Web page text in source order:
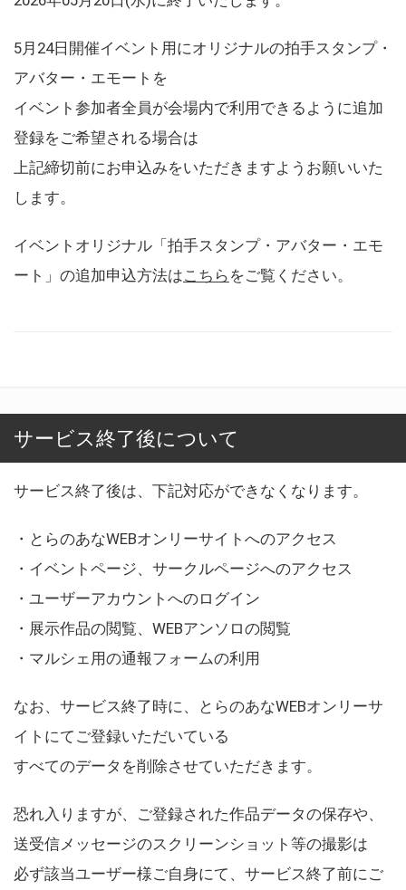
5月24日開催イベント用にオリジナルの拍手スタンプ・
アバター・エモートを
イベント参加者全員が会場内で利用できるように追加
登録をご希望される場合は
上記締切前にお申込みをいただきますようお願いいた
します。
イベントオリジナル「拍手スタンプ・アバター・エモ
ート」の追加申込方法はこちら をご覧ください。
サービス終了後について
サービス終了後は、下記対応ができなくなります。
・とらのあなWEBオンリーサイトへのアクセス
・イベントページ、サークルページへのアクセス
・ユーザーアカウントへのログイン
・展示作品の閲覧、WEBアンソロの閲覧
・マルシェ用の通報フォームの利用
なお、サービス終了時に、とらのあなWEBオンリーサ
イトにてご登録いただいている
すべてのデータを削除させていただきます。
恐れ入りますが、ご登録された作品データの保存や、
送受信メッセージのスクリーンショット等の撮影は
必ず該当ユーザー様ご自身にて、サービス終了前にご